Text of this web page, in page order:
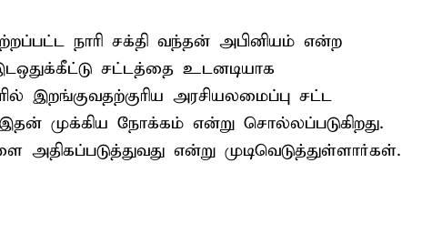
நாரி சக்தி வந்தன் அபினியம் என்ற
சட்டத்தை உடனடியாக
இறங்குவதற்குரிய அரசியலமைப்பு சட்ட
முக்கிய நோக்கம் என்று சொல்லப்படுகிறது.
என்று முடிவெடுத்துள்ளார்கள்.